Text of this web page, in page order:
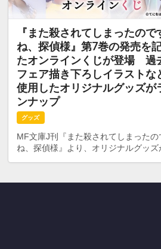
『また殺されてしまったので
ね、探偵様』第7巻の発売を
たオンラインくじが登場 過
フェア描き下ろしイラストな
使用したオリジナルグッズが
ンナップ
グッズ
MF文庫J刊『また殺されてしまったの
ね、探偵様』より、オリジナルグッズ